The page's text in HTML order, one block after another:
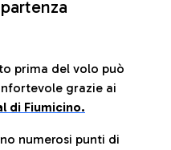
prima del volo può
grazie ai
di Fiumicino.
numerosi punti di